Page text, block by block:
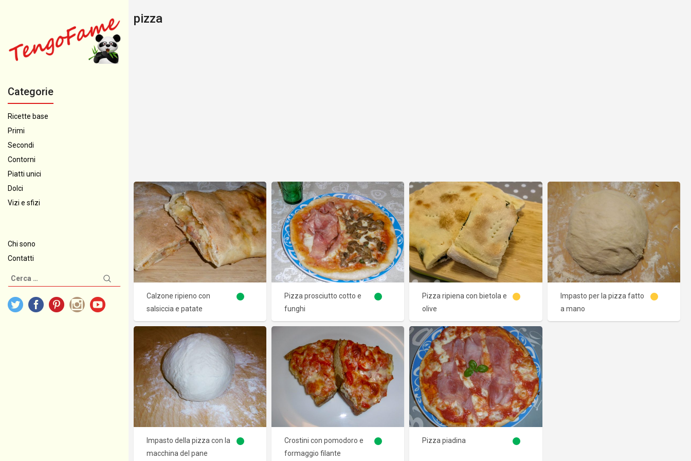
Categorie
Ricette base
Primi
Secondi
Contorni
Piatti unici
Dolci
Vizi e sfizi
Chi sono
Contatti
Ricerca
per:
pizza
Calzone ripieno con
salsiccia e patate
Pizza prosciutto cotto e
funghi
Pizza ripiena con bietola e
olive
Impasto per la pizza fatto
a mano
Impasto della pizza con la
macchina del pane
Crostini con pomodoro e
formaggio filante
Pizza piadina